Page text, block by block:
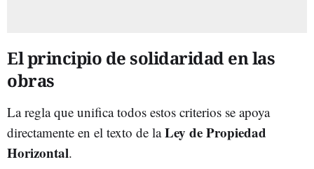
El principio de solidaridad en las
obras
La regla que unifica todos estos criterios se apoya
directamente en el texto de laLey de Propiedad
Horizontal.